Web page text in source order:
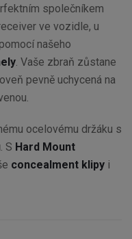
společníkem
ve vozidle, u
našeho
. Vaše zbraň zůstane
pevně uchycená na
ocelovému držáku s
. S Hard Mount
concealment klipy i